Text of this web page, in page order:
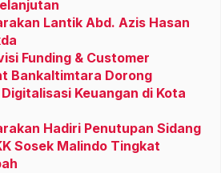
Lantik Abd. Azis Hasan
Funding & Customer
Bankaltimtara Dorong
Keuangan di Kota
Hadiri Penutupan Sidang
Sosek Malindo Tingkat